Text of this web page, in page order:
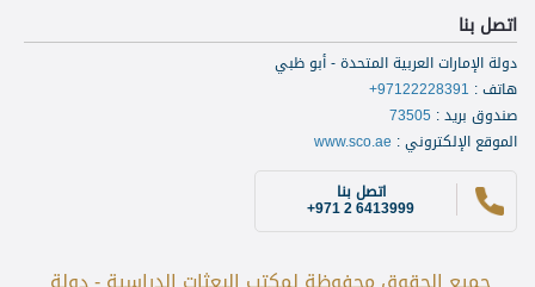
اتصل بنا
دولة الإمارات العربية المتحدة - أبو ظبي
هاتف:
+97122228391
صندوق بريد:
73505
الموقع الإلكتروني:
www.sco.ae
اتصل بنا
+971 2 6413999